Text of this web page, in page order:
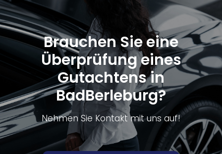
Brauchen Sie eine
Überprüfung eines
Gutachtens in
BadBerleburg?
Nehmen Sie Kontakt mit uns auf!